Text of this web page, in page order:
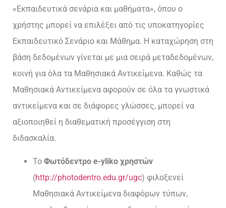
«Εκπαιδευτικά σενάρια και μαθήματα», όπου ο
χρήστης μπορεί να επιλέξει από τις υποκατηγορίες
Εκπαιδευτικό Σενάριο και Μάθημα. Η καταχώρηση στη
βάση δεδομένων γίνεται με μια σειρά μεταδεδομένων,
κοινή για όλα τα Μαθησιακά Αντικείμενα. Καθώς τα
Μαθησιακά Αντικείμενα αφορούν σε όλα τα γνωστικά
αντικείμενα και σε διάφορες γλώσσες, μπορεί να
αξιοποιηθεί η διαθεματική προσέγγιση στη
διδασκαλία.
Το Φωτόδεντρο e-yliko χρηστών
(http://photodentro.edu.gr/ugc) φιλοξενεί
Μαθησιακά Αντικείμενα διαφόρων τύπων,